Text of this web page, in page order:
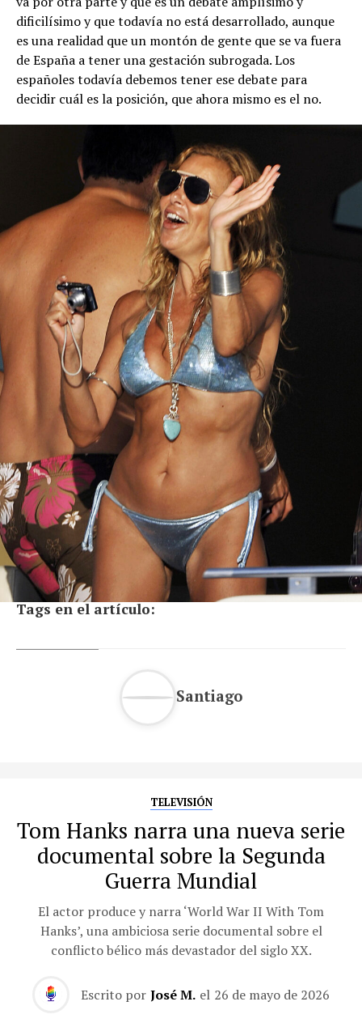
dificilísimo y que todavía no está desarrollado, aunque
es una realidad que un montón de gente que se va fuera
de España a tener una gestación subrogada. Los
españoles todavía debemos tener ese debate para
decidir cuál es la posición, que ahora mismo es el no.
Tags en el artículo:
Santiago
TELEVISIÓN
Tom Hanks narra una nueva serie
documental sobre la Segunda
Guerra Mundial
El actor produce y narra ‘World War II With Tom
Hanks’, una ambiciosa serie documental sobre el
conflicto bélico más devastador del siglo XX.
Escrito por José M. el 26 de mayo de 2026